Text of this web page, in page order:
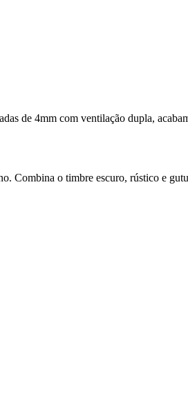
de 4mm com ventilação dupla,
Combina o timbre escuro, rústico e